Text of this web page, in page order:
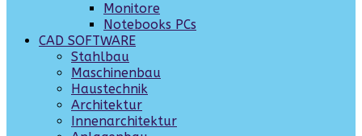
Monitore
Notebooks PCs
CAD SOFTWARE
Stahlbau
Maschinenbau
Haustechnik
Architektur
Innenarchitektur